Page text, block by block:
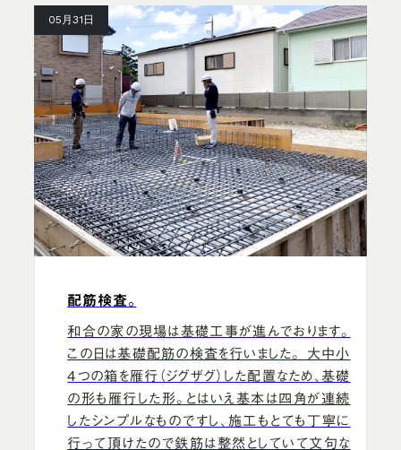
05月31日
配筋検査。
和合の家の現場は基礎工事が進んでおります。
この日は基礎配筋の検査を行いました。 大中小
４つの箱を雁行（ジグザグ）した配置なため、基礎
の形も雁行した形。とはいえ基本は四角が連続
したシンプルなものですし、施工もとても丁寧に
行って頂けたので鉄筋は整然としていて文句な